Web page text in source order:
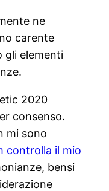
ne
carente
gli elementi
2020
consenso.
mi sono
controlla il mio
bensi